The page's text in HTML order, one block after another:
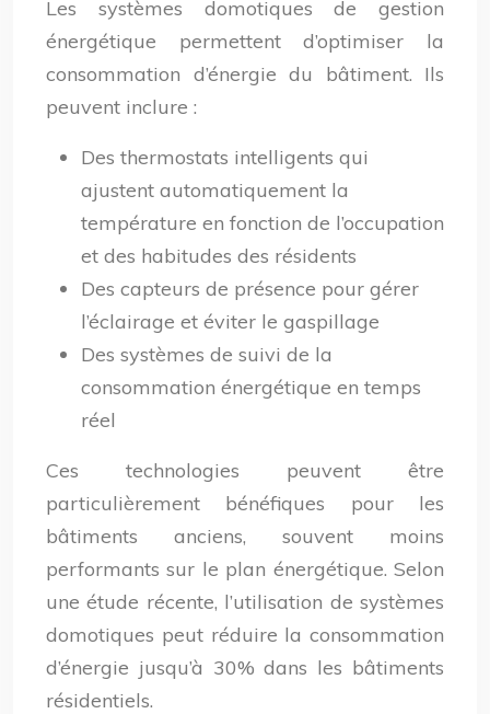
Les systèmes domotiques de gestion
énergétique permettent d’optimiser la
consommation d’énergie du bâtiment. Ils
peuvent inclure :
Des thermostats intelligents qui
ajustent automatiquement la
température en fonction de l’occupation
et des habitudes des résidents
Des capteurs de présence pour gérer
l’éclairage et éviter le gaspillage
Des systèmes de suivi de la
consommation énergétique en temps
réel
Ces technologies peuvent être
particulièrement bénéfiques pour les
bâtiments anciens, souvent moins
performants sur le plan énergétique. Selon
une étude récente, l’utilisation de systèmes
domotiques peut réduire la consommation
d’énergie jusqu’à 30% dans les bâtiments
résidentiels.